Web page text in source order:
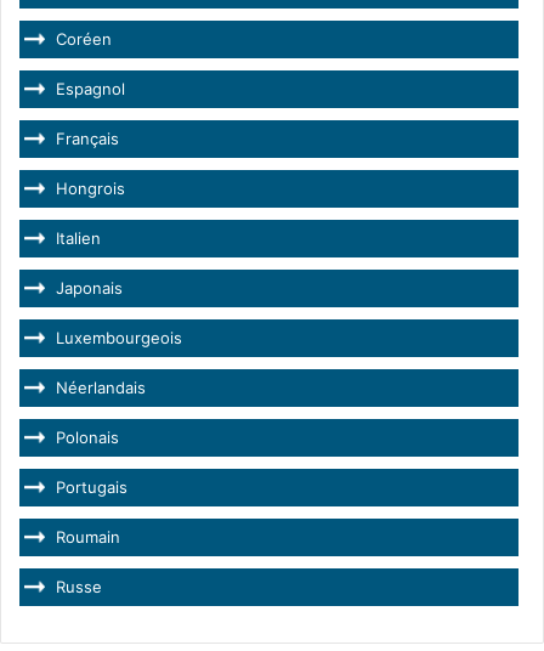
Coréen
Espagnol
Français
Hongrois
Italien
Japonais
Luxembourgeois
Néerlandais
Polonais
Portugais
Roumain
Russe